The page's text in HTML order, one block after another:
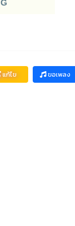
G
แก้ไข ขอเพลง